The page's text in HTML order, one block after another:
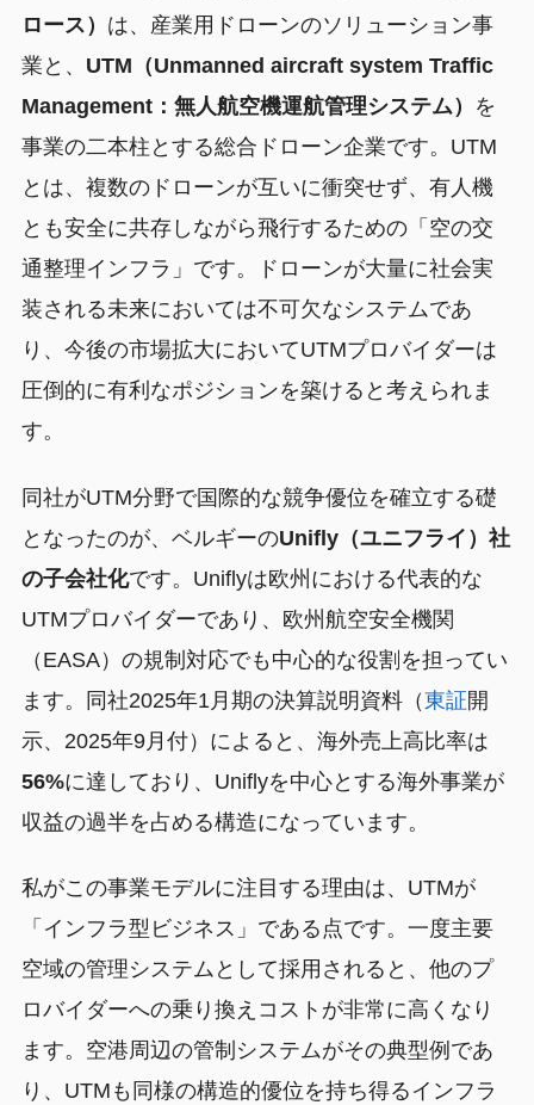
ロース） は、産業用ドローンのソリューション事
業と、 UTM（Unmanned aircraft system Traffic
Management：無人航空機運航管理システム）
を
事業の二本柱とする総合ドローン企業です。UTM
とは、複数のドローンが互いに衝突せず、有人機
とも安全に共存しながら飛行するための「空の交
通整理インフラ」です。ドローンが大量に社会実
装される未来においては不可欠なシステムであ
り、今後の市場拡大においてUTMプロバイダーは
圧倒的に有利なポジションを築けると考えられま
す。
同社がUTM分野で国際的な競争優位を確立する礎
となったのが、ベルギーのUnifly（ユニフライ）社
の子会社化です。Uniflyは欧州における代表的な
UTMプロバイダーであり、欧州航空安全機関
（EASA）の規制対応でも中心的な役割を担ってい
ます。同社2025年1月期の決算説明資料（東証開
示、2025年9月付）によると、海外売上高比率は
56%に達しており、Uniflyを中心とする海外事業が
収益の過半を占める構造になっています。
私がこの事業モデルに注目する理由は、UTMが
「インフラ型ビジネス」である点です。一度主要
空域の管理システムとして採用されると、他のプ
ロバイダーへの乗り換えコストが非常に高くなり
ます。空港周辺の管制システムがその典型例であ
り、UTMも同様の構造的優位を持ち得るインフラ